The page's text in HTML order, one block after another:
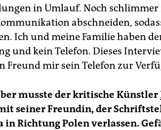
in Umlauf. Noch schlimmer
abschneiden,
Ich und meine Familie haben
und kein Telefon. Dieses
Freund mir sein Telefon zur
musste der kritische Künstler
seiner Freundin, der
in Richtung Polen verlassen.